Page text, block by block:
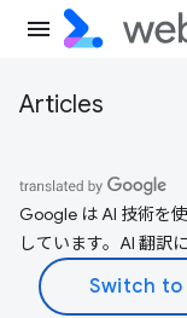
Articles
Google は AI 技術を
しています。AI 翻訳